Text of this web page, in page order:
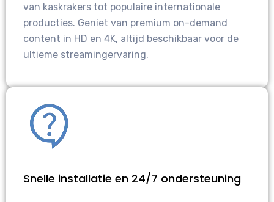
van kaskrakers tot populaire internationale
producties. Geniet van premium on-demand
content in HD en 4K, altijd beschikbaar voor de
ultieme streamingervaring.
Snelle installatie en 24/7 ondersteuning